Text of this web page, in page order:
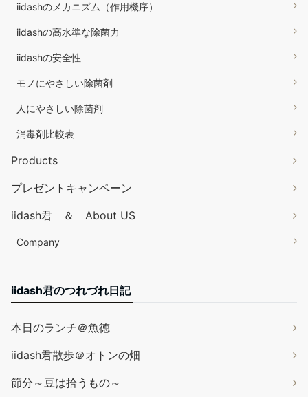
iidashのメカニズム（作用機序）
iidashの高水準な除菌力
iidashの安全性
モノにやさしい除菌剤
人にやさしい除菌剤
消毒剤比較表
Products
プレゼントキャンペーン
iidash君 ＆ About US
Company
iidash君のつれづれ日記
本日のランチ＠魚徳
iidash君散歩＠オトンの畑
節分～豆は拾うもの～